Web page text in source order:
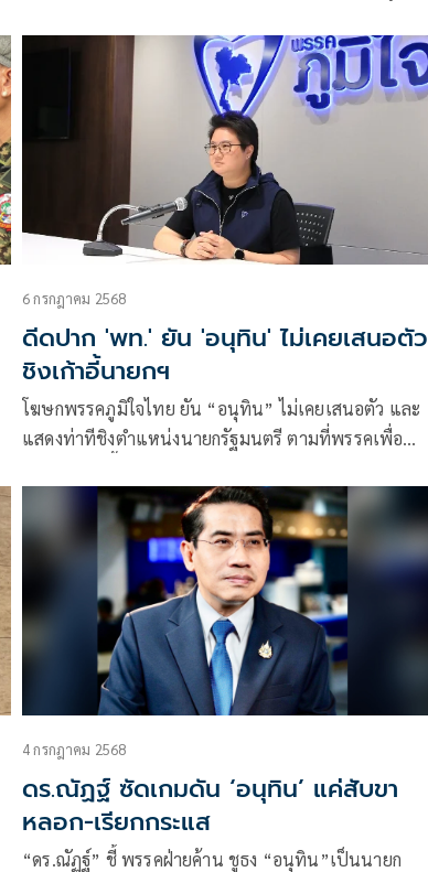
6 กรกฎาคม 2568
ดีดปาก 'พท.' ยัน 'อนุทิน' ไม่เคยเสนอตัว
ชิงเก้าอี้นายกฯ
โฆษกพรรคภูมิใจไทย ยัน “อนุทิน” ไม่เคยเสนอตัว และ
แสดงท่าทีชิงตำแหน่งนายกรัฐมนตรี ตามที่พรรคเพื่อ
4 กรกฎาคม 2568
ดร.ณัฏฐ์ ซัดเกมดัน ‘อนุทิน’ แค่สับขา
หลอก-เรียกกระแส
“ดร.ณัฏฐ์” ชี้ พรรคฝ่ายค้าน ชูธง “อนุทิน”เป็นนายก